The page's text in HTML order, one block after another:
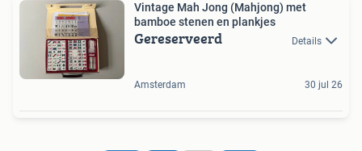
Vintage Mah Jong (Mahjong) met
bamboe stenen en plankjes
Gereserveerd Details
Amsterdam 30 jul 26